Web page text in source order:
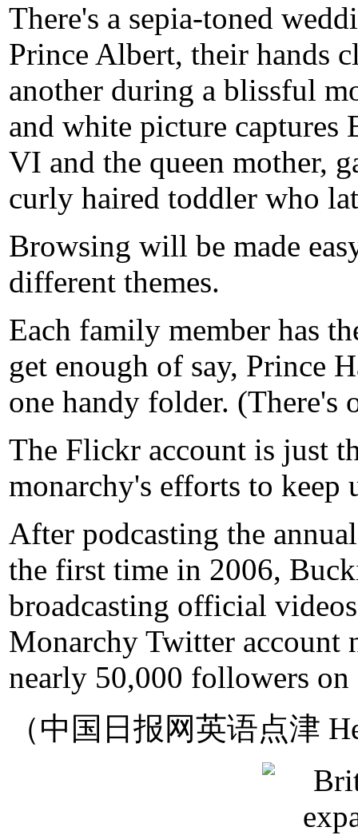
There's a sepia-toned
Prince Albert, their hands
another during a blissful
and white picture captures
VI and the queen mother,
curly haired toddler who
Browsing will be made
different themes.
Each family member has
get enough of say, Prince
one handy folder.
The Flickr account is just
monarchy's efforts to
After podcasting the
the first time in 2006,
broadcasting official
Monarchy Twitter account
nearly 50,000 followers
（中国日报网英语点津